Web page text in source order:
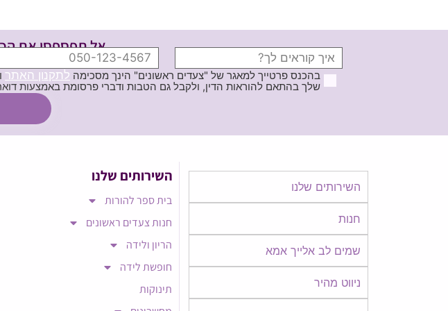
אל תפספסי את
בהכנס פרטייך למאגר של "צעדים ראשונים" הינך מסכימה לתקנון האתר
שלך בהתאם להוראות הדין, ולקבל גם הטבות ודברי פרסומת באמצעות דואר אלקטרוני ומסרונים.
השירותים שלנו
חנות
שמים לב אלייך אמא​​
ניווט מהיר
השירותים שלנו
בית ספר להורות
חנות צעדים ראשונים
הריון ולידה
חופשת לידה
תינוקות